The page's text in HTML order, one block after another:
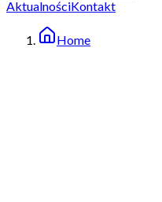
AktualnościKontakt
Home